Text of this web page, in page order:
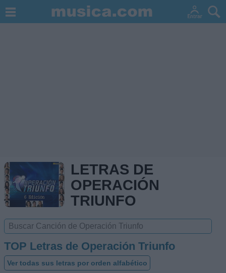
LETRAS DE
OPERACIÓN
TRIUNFO
TOP Letras de Operación Triunfo
Ver todas sus letras por orden alfabético